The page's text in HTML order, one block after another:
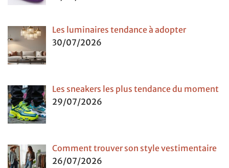
Les luminaires tendance à adopter
30/07/2026
Les sneakers les plus tendance du moment
29/07/2026
Comment trouver son style vestimentaire
26/07/2026